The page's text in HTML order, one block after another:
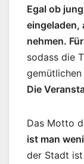
Egal ob
eingeladen,
nehmen.
sodass die
Die
Das Motto
ist man
der Stadt